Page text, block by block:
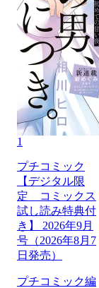
1
プチコミック
【デジタル限
定 コミックス
試し読み特典付
き】 2026年9月
号（2026年8月7
日発売）
プチコミック編